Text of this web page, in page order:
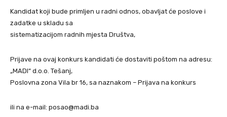
Kandidat koji bude primljen u radni odnos, obavljat će poslove i
zadatke u skladu sa
sistematizacijom radnih mjesta Društva,
Prijave na ovaj konkurs kandidati će dostaviti poštom na adresu:
„MADI“ d.o.o. Tešanj,
Poslovna zona Vila br 16, sa naznakom – Prijava na konkurs
ili na e-mail: posao@madi.ba